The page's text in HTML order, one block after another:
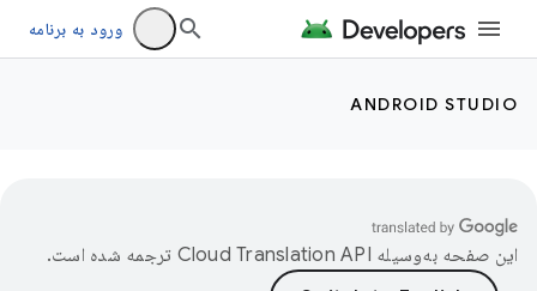
ورود به برنامه
ANDROID STUDIO
این صفحه به‌وسیله ترجمه شده است.